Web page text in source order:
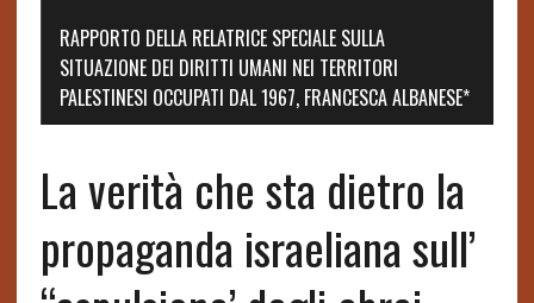
RAPPORTO DELLA RELATRICE SPECIALE SULLA
SITUAZIONE DEI DIRITTI UMANI NEI TERRITORI
PALESTINESI OCCUPATI DAL 1967, FRANCESCA ALBANESE*
La verità che sta dietro la
propaganda israeliana sull’